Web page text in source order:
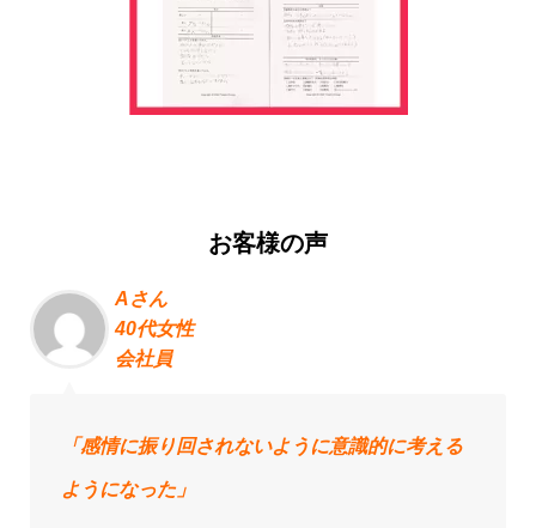
お客様の声
Aさん
40代女性
会社員
「感情に振り回されないように意識的に考える
ようになった」